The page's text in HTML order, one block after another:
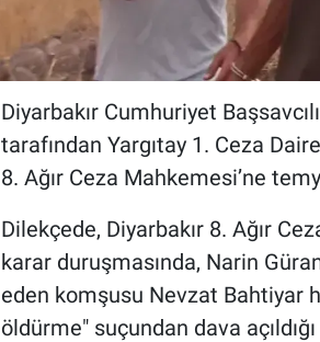
Diyarbakır Cumhuriyet
tarafından Yargıtay 1. Ceza
8. Ağır Ceza Mahkemesi’ne
Dilekçede, Diyarbakır 8. Ağır
karar duruşmasında, Narin
eden komşusu Nevzat Bahtiyar
öldürme" suçundan dava